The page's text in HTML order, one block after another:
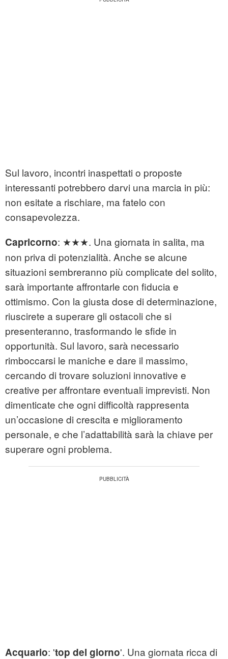
Sul lavoro, incontri inaspettati o proposte
interessanti potrebbero darvi una marcia in più:
non esitate a rischiare, ma fatelo con
consapevolezza.
Capricorno: ★★★. Una giornata in salita, ma
non priva di potenzialità. Anche se alcune
situazioni sembreranno più complicate del solito,
sarà importante affrontarle con fiducia e
ottimismo. Con la giusta dose di determinazione,
riuscirete a superare gli ostacoli che si
presenteranno, trasformando le sfide in
opportunità. Sul lavoro, sarà necessario
rimboccarsi le maniche e dare il massimo,
cercando di trovare soluzioni innovative e
creative per affrontare eventuali imprevisti. Non
dimenticate che ogni difficoltà rappresenta
un’occasione di crescita e miglioramento
personale, e che l’adattabilità sarà la chiave per
superare ogni problema.
Acquario: 'top del giorno'. Una giornata ricca di